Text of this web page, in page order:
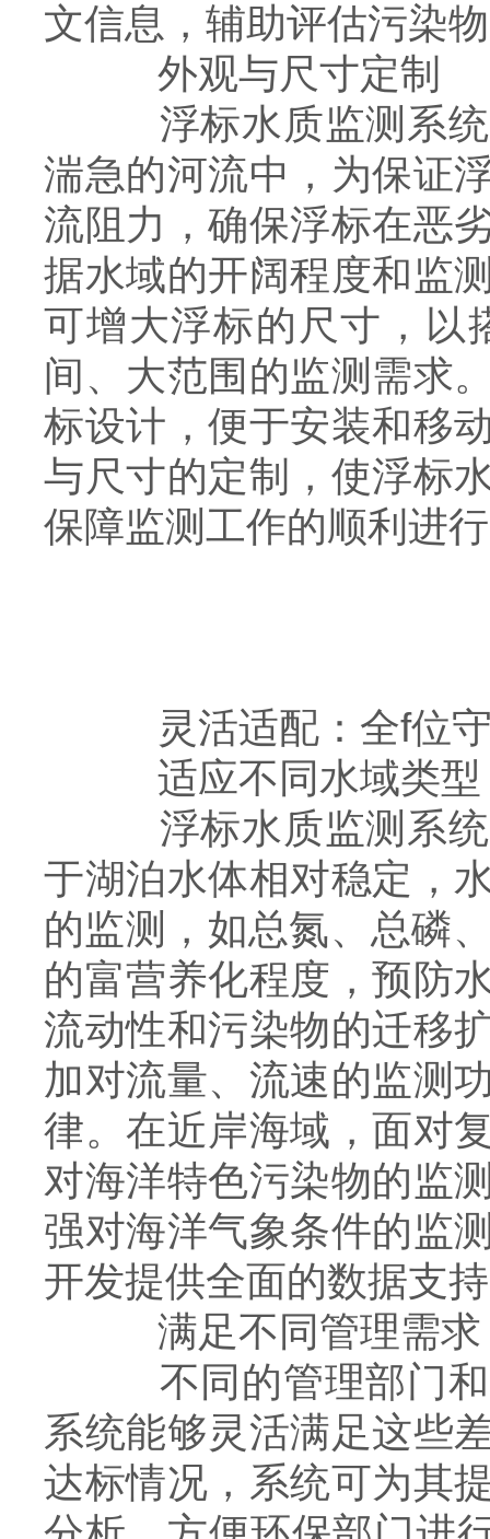
文信息，辅助评估污染
外观与尺寸定制
浮标水质监测系统
湍急的河流中，为保证
流阻力，确保浮标在恶
据水域的开阔程度和监
可增大浮标的尺寸，以
间、大范围的监测需求
标设计，便于安装和移
与尺寸的定制，使浮标
保障监测工作的顺利进
灵活适配：全f位守
适应不同水域类型
浮标水质监测系统
于湖泊水体相对稳定，
的监测，如总氮、总磷
的富营养化程度，预防
流动性和污染物的迁移
加对流量、流速的监测
律。在近岸海域，面对
对海洋特色污染物的监
强对海洋气象条件的监
开发提供全面的数据支
满足不同管理需求
不同的管理部门和
系统能够灵活满足这些
达标情况，系统可为其